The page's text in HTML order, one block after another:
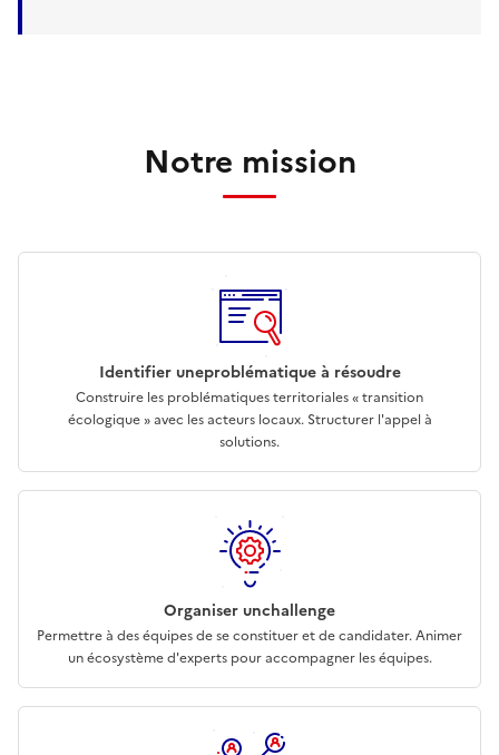
Notre mission
Identifier uneproblématique à résoudre
Construire les problématiques territoriales « transition
écologique » avec les acteurs locaux. Structurer l'appel à
solutions.
Organiser unchallenge
Permettre à des équipes de se constituer et de candidater. Animer
un écosystème d'experts pour accompagner les équipes.